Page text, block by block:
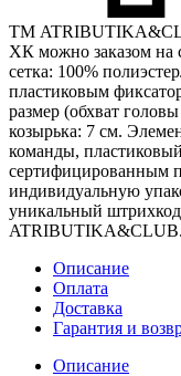
ТМ
ХК можно заказом на
сетка: 100%
пластиковым
размер (обхват
козырька: 7 см.
команды,
сертифицированным
индивидуальную
уникальный
ATRIBUTIKA&CLUB.
Описание
Оплата
Доставка
Гарантия и
Описание